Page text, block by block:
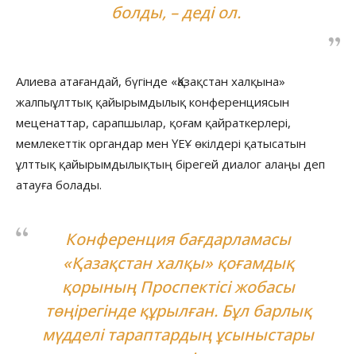
болды, – деді ол.
Алиева атағандай, бүгінде «Қазақстан халқына»
жалпыұлттық қайырымдылық конференциясын
меценаттар, сарапшылар, қоғам қайраткерлері,
мемлекеттік органдар мен ҮЕҰ өкілдері қатысатын
ұлттық қайырымдылықтың бірегей диалог алаңы деп
атауға болады.
Конференция бағдарламасы
«Қазақстан халқы» қоғамдық
қорының Проспектісі жобасы
төңірегінде құрылған. Бұл барлық
мүдделі тараптардың ұсыныстары